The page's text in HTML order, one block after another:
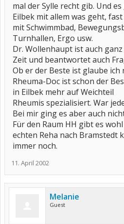
mal der Sylle recht gib. Und
Eilbek mit allem was geht,
mit Schwimmbad,
Turnhallen, Ergo usw.
Dr. Wollenhaupt ist auch
Zeit und beantwortet auch
Ob er der Beste ist glaube ich
Rheuma-Doc ist schon der
in Eilbek mehr auf Weichteil
Rheumis spezialisiert. War
Bei mir ging es aber auch
Für den Raum HH gibt es
echten Reha nach Bramstedt
immer noch.
11. April 2002
Melanie
Guest